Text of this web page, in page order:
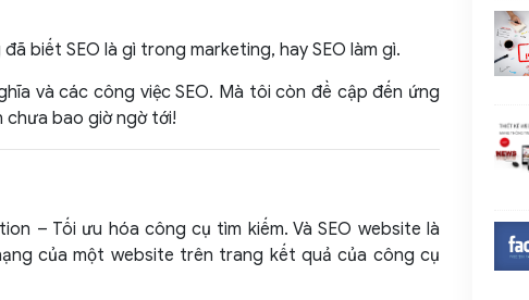
biết SEO là gì trong marketing, hay SEO làm gì.
và các công việc SEO. Mà tôi còn đề cập đến ứng
chưa bao giờ ngờ tới!
– Tối ưu hóa công cụ tìm kiếm. Và SEO website là
của một website trên trang kết quả của công cụ